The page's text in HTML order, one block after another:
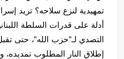
تمهيدية لنزع سلاحه؟ تريد
أدلة على قدرات السلطة
التصدي لـ”حزب الله”، حتى
إطلاق النار المطلوب تمديده،